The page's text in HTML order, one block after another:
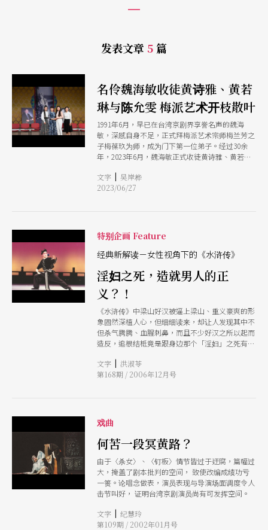
发表文章 5 篇
名伶魏海敏收徒黄诗雅、黄若
琳与陈允雯 梅派艺术开枝散叶
1991年6月，早已在台湾京剧界享誉名声的魏海
敏，深感自身不足，正式拜梅派艺术宗师梅兰芳之
子梅葆玖为师，成为门下第一位弟子。经过30余
年，2023年6月，魏海敏正式收徒黄诗雅、黄若琳
创造当代的艺术路径里，自此有徒弟同行，延续并
启动梅派艺术的全新一代。
文字 | 吴岸桦
2023/06/27
特别企画 Feature
经典新解读－女性视角下的《水浒传》
淫妇之死，造就男人的正
义？！
《水浒传》中梁山好汉被逼上梁山、重义豪爽的形
象固然深植人心，但细细读来，却让人发现其中不
但杀气腾腾、血腥刺鼻，而且不少好汉之所以起而
造反，追根结柢竟是跟身边那个「淫妇」之死有关
人。」万万没想到，这个伟大的女人除了贤妻良
母，也可以是淫荡的妇人。
文字 | 洪淑苓
第168期 / 2006年12月号
戏曲
何苦一段冥黄路？
由于〈杀女〉、〈钉板〉情节皆过于迂腐，篇幅过
大，掩盖了剧本批判的空间， 致使改编成绩功亏
一篑。论唱念做表，演员表现与导演场面调度令人
击节叫好， 证明台湾京剧演员尚有可发挥空间。
文字 | 纪慧玲
第109期 / 2002年01月号